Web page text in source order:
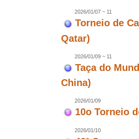
2026/01/07 ~ 11
Torneio de
Qatar)
2026/01/09 ~ 11
Taça do
China)
2026/01/09
10o Torneio
2026/01/10